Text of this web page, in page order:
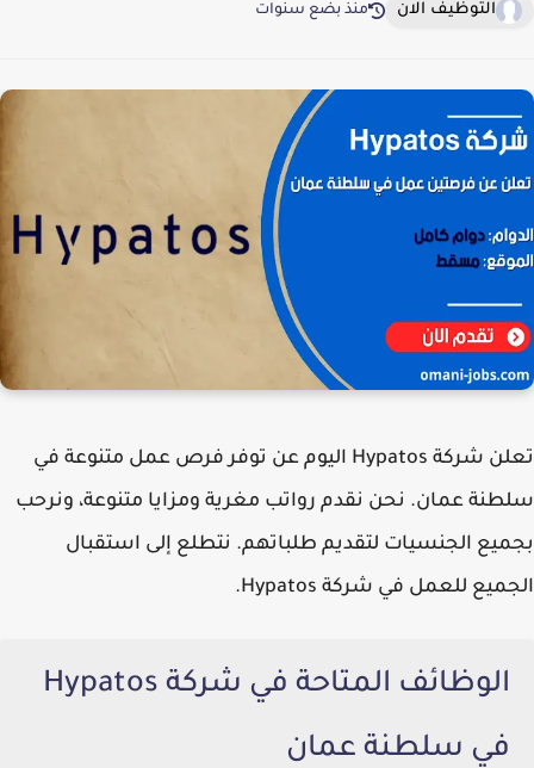
التوظيف الان منذ بضع سنوات
تعلن شركة Hypatos
اليوم عن توفر فرص عمل متنوعة في
سلطنة عمان. نحن نقدم رواتب مغرية ومزايا متنوعة، ونرحب
بجميع الجنسيات لتقديم طلباتهم. نتطلع إلى استقبال
الجميع للعمل في شركة Hypatos .
الوظائف المتاحة في شركة Hypatos
في سلطنة عمان